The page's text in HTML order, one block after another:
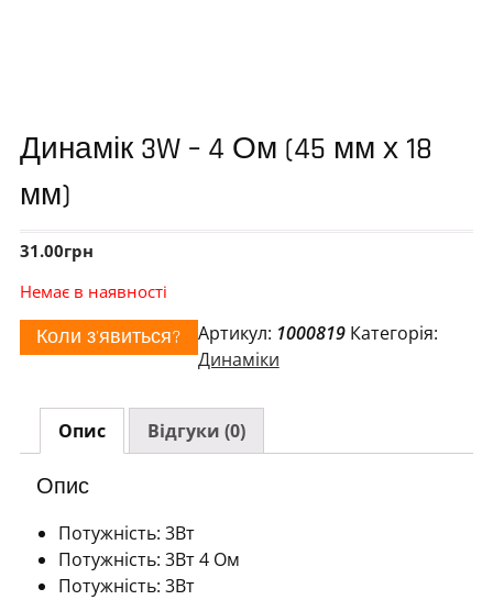
Динамік 3W – 4 Ом (45 мм х 18
мм)
31.00грн
Немає в наявності
Коли з'явиться? Артикул: 1000819 Категорія:
Динаміки
Опис Відгуки (0)
Опис
Потужність: 3Вт
Потужність: 3Вт 4 Ом
Потужність: 3Вт